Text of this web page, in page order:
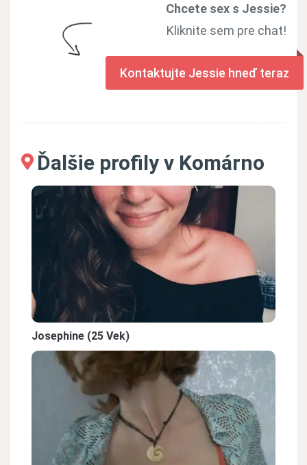
Chcete sex s Jessie?
Kliknite sem pre chat!
Kontaktujte Jessie hneď teraz
Ďalšie profily v Komárno
Josephine (25 Vek)